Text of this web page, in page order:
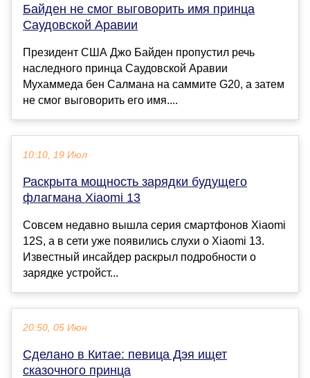
Байден не смог выговорить имя принца
Саудовской Аравии
Президент США Джо Байден пропустил речь
наследного принца Саудовской Аравии
Мухаммеда бен Салмана на саммите G20, а затем
не смог выговорить его имя....
10:10, 19 Июл
Раскрыта мощность зарядки будущего
флагмана Xiaomi 13
Совсем недавно вышла серия смартфонов Xiaomi
12S, а в сети уже появились слухи о Xiaomi 13.
Известный инсайдер раскрыл подробности о
зарядке устройст...
20:50, 05 Июн
Сделано в Китае: певица Дэя ищет
сказочного принца